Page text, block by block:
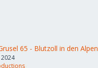
65 - Blutzoll in den Alpen